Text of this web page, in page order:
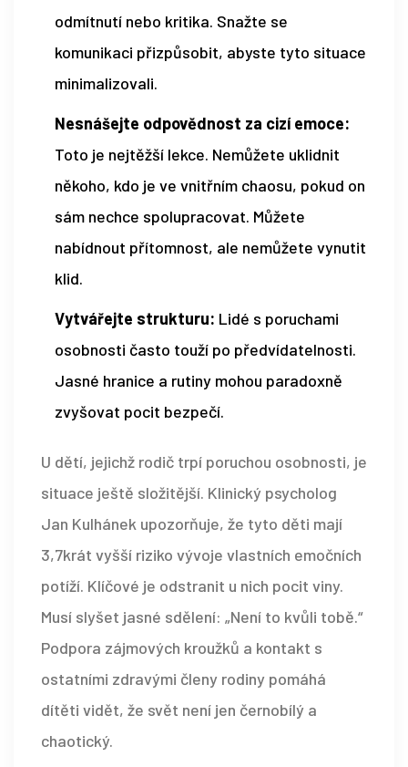
odmítnutí nebo kritika. Snažte se
komunikaci přizpůsobit, abyste tyto situace
minimalizovali.
Nesnášejte odpovědnost za cizí emoce:
Toto je nejtěžší lekce. Nemůžete uklidnit
někoho, kdo je ve vnitřním chaosu, pokud on
sám nechce spolupracovat. Můžete
nabídnout přítomnost, ale nemůžete vynutit
klid.
Vytvářejte strukturu: Lidé s poruchami
osobnosti často touží po předvídatelnosti.
Jasné hranice a rutiny mohou paradoxně
zvyšovat pocit bezpečí.
U dětí, jejichž rodič trpí poruchou osobnosti, je
situace ještě složitější. Klinický psycholog
Jan Kulhánek upozorňuje, že tyto děti mají
3,7krát vyšší riziko vývoje vlastních emočních
potíží. Klíčové je odstranit u nich pocit viny.
Musí slyšet jasné sdělení: „Není to kvůli tobě.“
Podpora zájmových kroužků a kontakt s
ostatními zdravými členy rodiny pomáhá
dítěti vidět, že svět není jen černobílý a
chaotický.